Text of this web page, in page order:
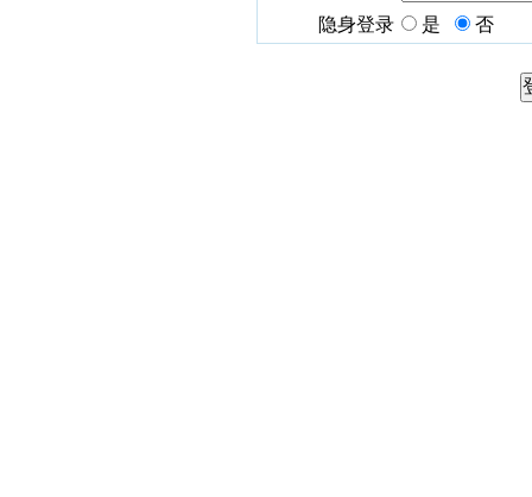
隐身登录
是 否